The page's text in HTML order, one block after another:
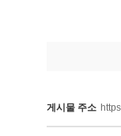
게시물 주소